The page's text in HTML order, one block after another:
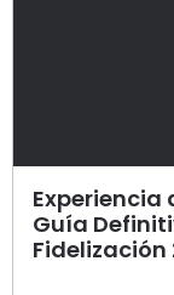
Experiencia
Guía
Fidelización